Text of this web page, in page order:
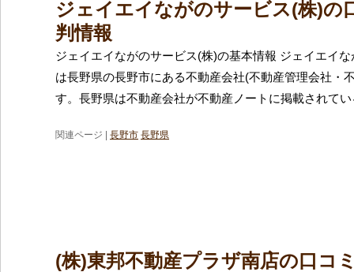
ジェイエイながのサービス(株)の
判情報
ジェイエイながのサービス(株)の基本情報 ジェイエイ
は長野県の長野市にある不動産会社(不動産管理会社・
す。長野県は不動産会社が不動産ノートに掲載されて
関連ページ | 長野市 長野県
(株)東邦不動産プラザ南店の口コ